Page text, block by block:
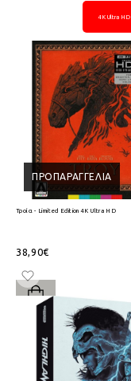
4K Ultra HD
ΠΡΟΠΑΡΑΓΓΕΛΊΑ
Τροία - Limited Edition 4K Ultra HD
38,90€